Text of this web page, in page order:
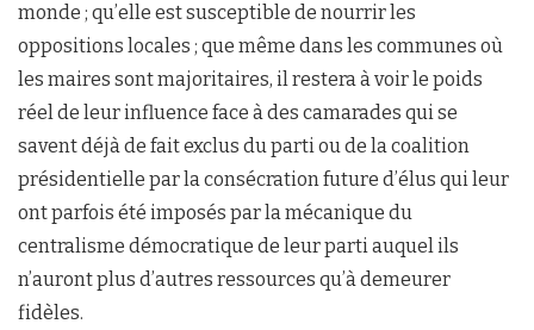
monde ; qu’elle est susceptible de nourrir les
oppositions locales ; que même dans les communes où
les maires sont majoritaires, il restera à voir le poids
réel de leur influence face à des camarades qui se
savent déjà de fait exclus du parti ou de la coalition
présidentielle par la consécration future d’élus qui leur
ont parfois été imposés par la mécanique du
centralisme démocratique de leur parti auquel ils
n’auront plus d’autres ressources qu’à demeurer
fidèles.